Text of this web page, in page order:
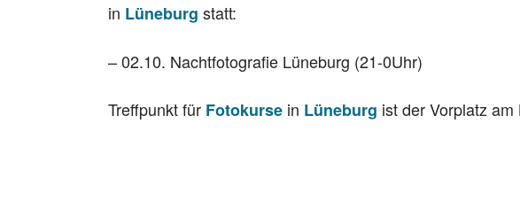
in Lüneburg statt:
– 02.10. Nachtfotografie Lüneburg (21-0Uhr)
Treffpunkt für Fotokurse in Lüneburg ist der Vorplatz am